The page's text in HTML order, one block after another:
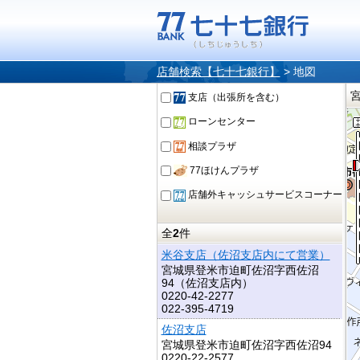
店舗検索【七十七銀行】 > 地図
支店（出張所を含む）
ローンセンター
相談プラザ
77ほけんプラザ
店舗外キャッシュサービスコーナー
全2件
米谷支店（佐沼支店内にて営業）
宮城県登米市迫町佐沼字西佐沼
94（佐沼支店内）
0220-42-2277
022-395-4719
佐沼支店
宮城県登米市迫町佐沼字西佐沼94